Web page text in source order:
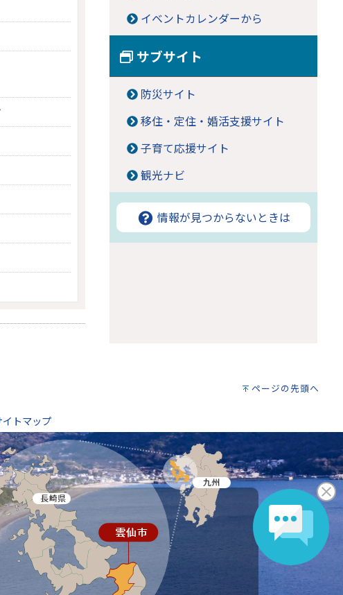
イベントカレンダーから
サブサイト
防災サイト
移住・定住・婚活支援サイト
子育て応援サイト
観光ナビ
情報が見つからないときは
ページの先頭へ
イトマップ